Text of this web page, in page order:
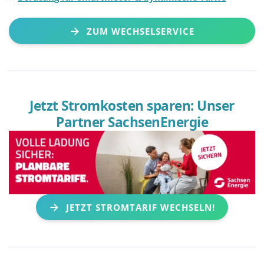
ZUM WECHSELSERVICE
Jetzt Stromkosten sparen: Unser
Partner SachsenEnergie
JETZT STROMTARIF WECHSELN!